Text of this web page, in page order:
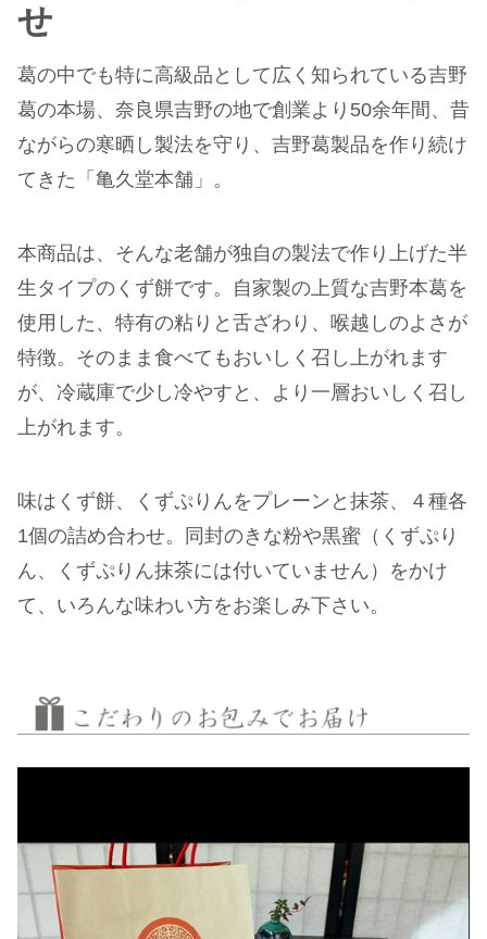
せ
葛の中でも特に高級品として広く知られている吉野
葛の本場、奈良県吉野の地で創業より50余年間、昔
ながらの寒晒し製法を守り、吉野葛製品を作り続け
てきた「亀久堂本舗」。
本商品は、そんな老舗が独自の製法で作り上げた半
生タイプのくず餅です。自家製の上質な吉野本葛を
使用した、特有の粘りと舌ざわり、喉越しのよさが
特徴。そのまま食べてもおいしく召し上がれます
が、冷蔵庫で少し冷やすと、より一層おいしく召し
上がれます。
味はくず餅、くずぷりんをプレーンと抹茶、４種各
1個の詰め合わせ。同封のきな粉や黒蜜（くずぷり
ん、くずぷりん抹茶には付いていません）をかけ
て、いろんな味わい方をお楽しみ下さい。